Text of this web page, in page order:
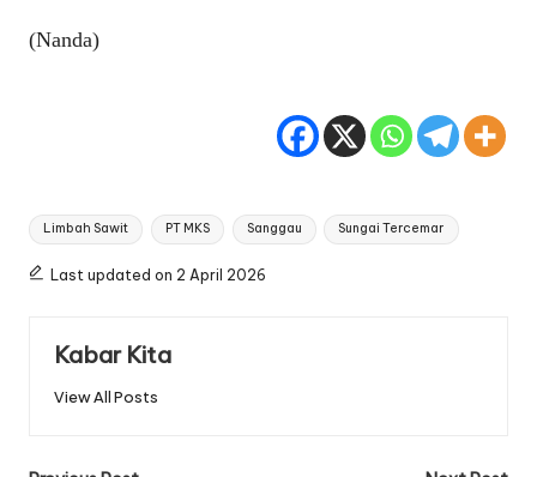
(Nanda)
Tags:
Limbah Sawit PT MKS Sanggau Sungai Tercemar
Last updated on 2 April 2026
Kabar Kita
View All Posts